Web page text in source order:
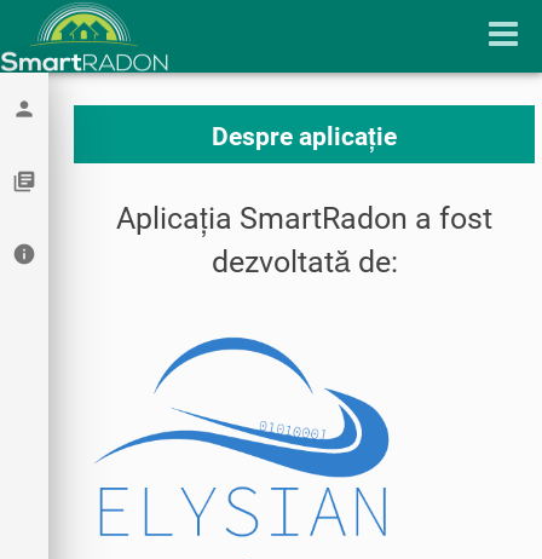
person
library_books
info
Despre aplicație
Aplicația SmartRadon a fost
dezvoltată de: